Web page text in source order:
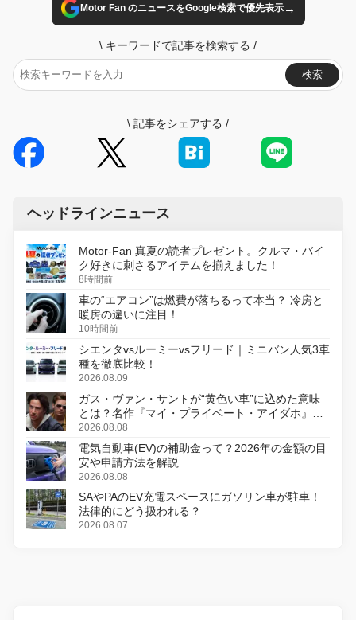
Motor Fan のニュースをGoogle検索で優先表示→
\ キーワードで記事を検索する /
検索
\ 記事をシェアする /
ヘッドラインニュース
Motor-Fan 真夏の読者プレゼント。クルマ・バイ
ク好きに刺さるアイテムを揃えました！
8時間前
車の“エアコン”は燃費が落ちるって本当？ 冷房と
暖房の違いに注目！
10時間前
シエンタvsルーミーvsフリード｜ミニバン人気3車
種を徹底比較！
2026.08.09
ガス・ヴァン・サントが“黄色い車”に込めた意味
とは？名作『マイ・プライベート・アイダホ』が
初のデジタルリマスター版で復活
2026.08.08
電気自動車(EV)の補助金って？2026年の金額の目
安や申請方法を解説
2026.08.08
SAやPAのEV充電スペースにガソリン車が駐車！
法律的にどう扱われる？
2026.08.07